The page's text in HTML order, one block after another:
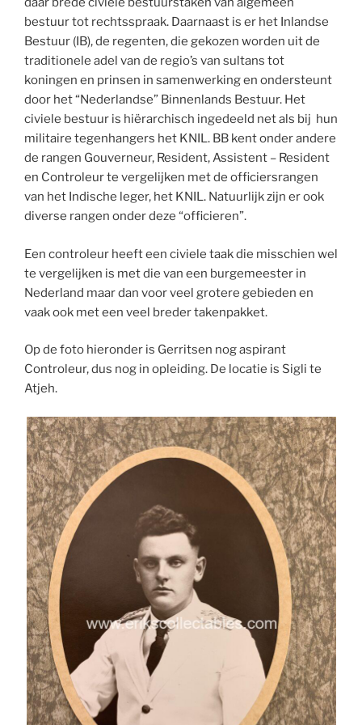
bestuur tot rechtsspraak. Daarnaast is er het Inlandse
Bestuur (IB), de regenten, die gekozen worden uit de
traditionele adel van de regio’s van sultans tot
koningen en prinsen in samenwerking en ondersteunt
door het “Nederlandse” Binnenlands Bestuur. Het
civiele bestuur is hiërarchisch ingedeeld net als bij hun
militaire tegenhangers het KNIL. BB kent onder andere
de rangen Gouverneur, Resident, Assistent – Resident
en Controleur te vergelijken met de officiersrangen
van het Indische leger, het KNIL. Natuurlijk zijn er ook
diverse rangen onder deze “officieren”.
Een controleur heeft een civiele taak die misschien wel
te vergelijken is met die van een burgemeester in
Nederland maar dan voor veel grotere gebieden en
vaak ook met een veel breder takenpakket.
Op de foto hieronder is Gerritsen nog aspirant
Controleur, dus nog in opleiding. De locatie is Sigli te
Atjeh.